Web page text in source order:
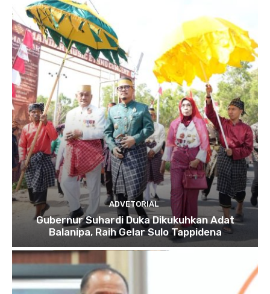
ADVETORIAL
Gubernur Suhardi Duka Dikukuhkan Adat
Balanipa, Raih Gelar Sulo Tappidena